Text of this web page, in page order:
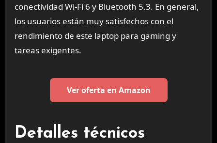
conectividad Wi-Fi 6 y Bluetooth 5.3. En general,
los usuarios están muy satisfechos con el
rendimiento de este laptop para gaming y
tareas exigentes.
Ver oferta en Amazon
Detalles técnicos